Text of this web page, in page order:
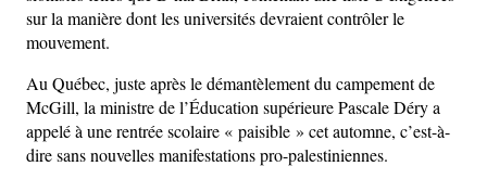
sur la manière dont les universités devraient contrôler le
mouvement.
Au Québec, juste après le démantèlement du campement de
McGill, la ministre de l’Éducation supérieure Pascale Déry a
appelé à une rentrée scolaire « paisible » cet automne, c’est-à-
dire sans nouvelles manifestations pro-palestiniennes.